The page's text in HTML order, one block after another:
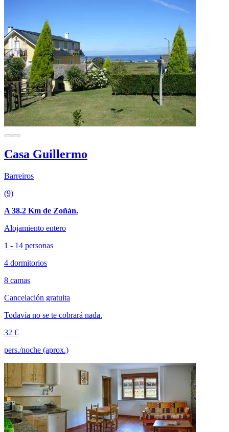
Casa Guillermo
Barreiros
(9)
A 38.2 Km de Zoñán.
Alojamiento entero
1 - 14 personas
4 dormitorios
8 camas
Cancelación gratuita
Todavía no se te cobrará nada.
32 €
pers./noche (aprox.)